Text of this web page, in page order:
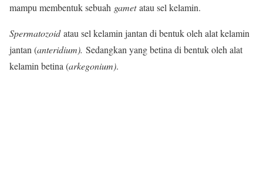
mampu membentuk sebuah gametatau sel kelamin.
Spermatozoidatau sel kelamin jantan di bentuk oleh alat kelamin
jantan (anteridium). Sedangkan yang betina di bentuk oleh alat
kelamin betina (arkegonium).